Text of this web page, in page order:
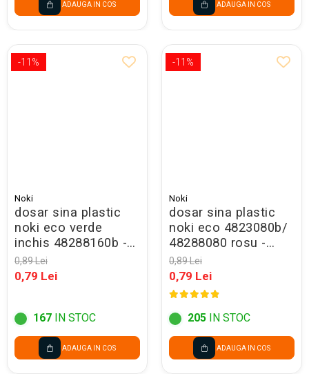
ADAUGA IN COS ADAUGA IN COS
-11%
Noki
dosar sina plastic
noki eco verde
inchis 48288160b -
promo
0,89 Lei
0,79 Lei
167 IN STOC
ADAUGA IN COS
-11%
Noki
dosar sina plastic
noki eco 4823080b/
48288080 rosu -
promo
0,89 Lei
0,79 Lei
205 IN STOC
ADAUGA IN COS